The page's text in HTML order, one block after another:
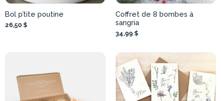
Bol p’tite poutine
26,50 $
Coffret de 8 bombes à
sangria
34,99 $